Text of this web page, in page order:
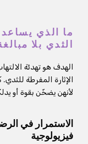
ما الذي يساعد
الثدي بلا
الهدف هو تهدئة
الإثارة المفرطة
لأنهن يضخّن بقوة أو
الاستمرار في
فيزيولوجية